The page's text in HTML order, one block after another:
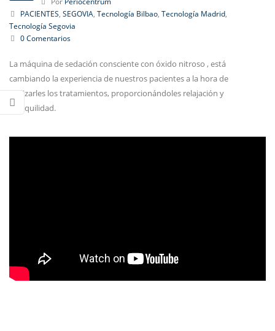
PACIENTES SEGOVIA Tecnología Bilbao, Tecnología Madrid,
Tecnología Segovia
0 Comentarios
La máquina de sedación consciente con óxido nitroso , está
cambiando la experiencia de nuestros pacientes a la hora de
realizarles los tratamientos, proporcionándoles relajación y
tranquilidad.